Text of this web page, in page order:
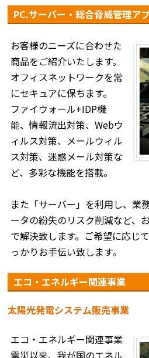
PC.サーバー・総合脅威管理ア
お客様のニーズに合わせた
商品をご紹介いたします。
オフィスネットワークを常
にセキュアに保ちます。
ファイウォール+IDP機
能、情報流出対策、Webウ
ィルス対策、メールウィル
ス対策、迷惑メール対策な
ど、多彩な機能を搭載。
また「サーバー」を利用し、業
ータの紛失のリスク削減など、
で解決致します。ご希望に応じ
っかりお手伝い致します。
エコ・エネルギー関連事業
太陽光発電システム販売事業
エコ・エネルギー関連事業
震災以来、我が国のエネル